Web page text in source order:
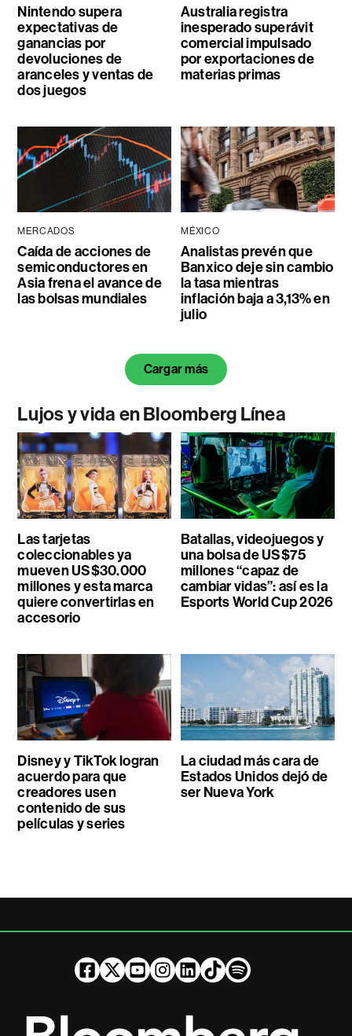
Nintendo supera
expectativas de
ganancias por
devoluciones de
aranceles y ventas de
dos juegos
Australia registra
inesperado superávit
comercial impulsado
por exportaciones de
materias primas
MERCADOS
Caída de acciones de
semiconductores en
Asia frena el avance de
las bolsas mundiales
MÉXICO
Analistas prevén que
Banxico deje sin cambio
la tasa mientras
inflación baja a 3,13% en
julio
Cargar más
Lujos y vida en Bloomberg Línea
Las tarjetas
coleccionables ya
mueven US$30.000
millones y esta marca
quiere convertirlas en
accesorio
Batallas, videojuegos y
una bolsa de US$75
millones “capaz de
cambiar vidas”: así es la
Esports World Cup 2026
Disney y TikTok logran
acuerdo para que
creadores usen
contenido de sus
películas y series
La ciudad más cara de
Estados Unidos dejó de
ser Nueva York